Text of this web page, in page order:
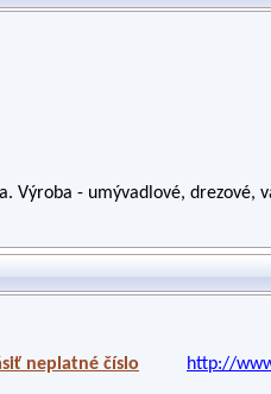
Výroba - umývadlové, drezové,
neplatné číslo http://